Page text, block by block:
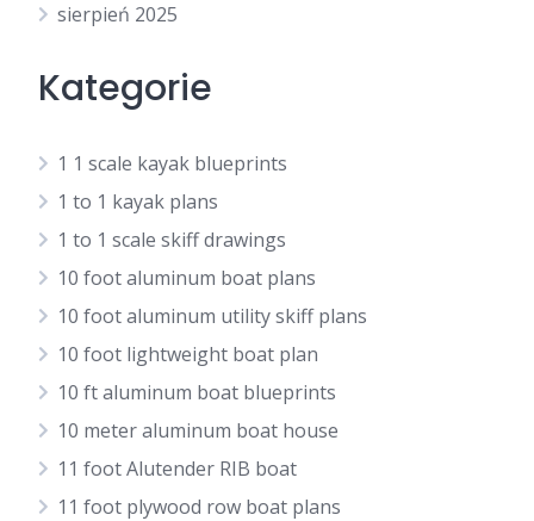
sierpień 2025
Kategorie
1 1 scale kayak blueprints
1 to 1 kayak plans
1 to 1 scale skiff drawings
10 foot aluminum boat plans
10 foot aluminum utility skiff plans
10 foot lightweight boat plan
10 ft aluminum boat blueprints
10 meter aluminum boat house
11 foot Alutender RIB boat
11 foot plywood row boat plans